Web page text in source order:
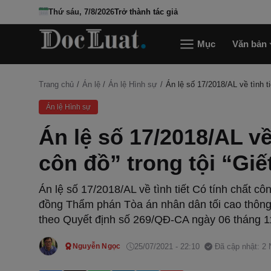
Thứ sáu, 7/8/2026Trở thành tác giả
Mục Văn bản
Trang chủ Án lệ Án lệ Hình sự Án lệ số 17/2018/AL về tình
Án lệ Hình sự
Án lệ số 17/2018/AL
côn đồ” trong tội
Án lệ số 17/2018/AL về tình tiết Có tính chất
đồng Thẩm phán Tòa án nhân dân tối cao
theo Quyết định số 269/QĐ-CA ngày 06 tháng
Nguyễn Ngọc 25/07/2021 - 22:10 Đã cập nhật: 2